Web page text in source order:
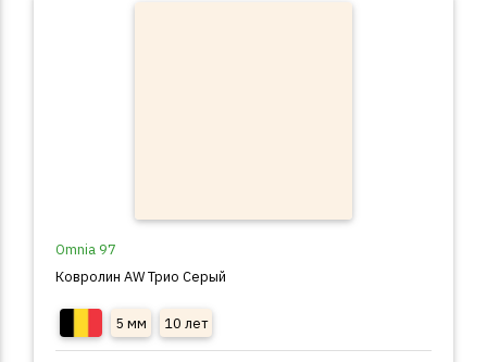
Omnia 97
Ковролин AW Трио Серый
5 мм 10 лет